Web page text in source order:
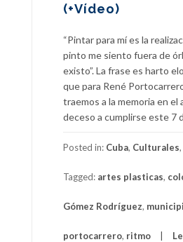
(+Vídeo)
“Pintar para mí es la
pinto me siento fuera de
existo”. La frase es harto
que para René
traemos a la memoria en
deceso a cumplirse este 7
Posted in: Cuba, Culturales,
Tagged: artes plasticas,
Gómez Rodríguez,
portocarrero, ritmo